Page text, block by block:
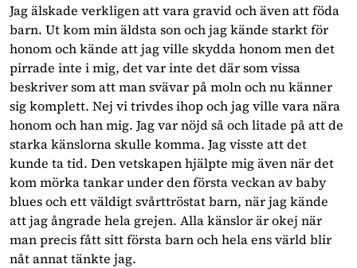
Jag älskade verkligen att vara gravid och även att föda
barn. Ut kom min äldsta son och jag kände starkt för
honom och kände att jag ville skydda honom men det
pirrade inte i mig, det var inte det där som vissa
beskriver som att man svävar på moln och nu känner
sig komplett. Nej vi trivdes ihop och jag ville vara nära
honom och han mig. Jag var nöjd så och litade på att de
starka känslorna skulle komma. Jag visste att det
kunde ta tid. Den vetskapen hjälpte mig även när det
kom mörka tankar under den första veckan av baby
blues och ett väldigt svårttröstat barn, när jag kände
att jag ångrade hela grejen. Alla känslor är okej när
man precis fått sitt första barn och hela ens värld blir
nåt annat tänkte jag.